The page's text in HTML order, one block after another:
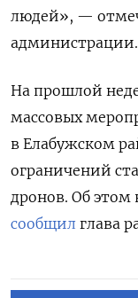
людей», —
администрации.
На прошлой
массовых
в Елабужском
ограничений
дронов. Об этом
сообщил глава